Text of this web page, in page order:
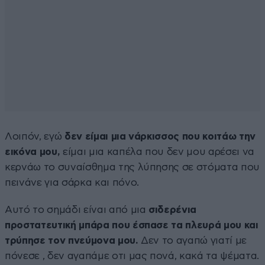
Λοιπόν, εγώ δεν είμαι μια νάρκισσος που κοιτάω την
εικόνα μου, είμαι μια καπέλα που δεν μου αρέσει να
κερνάω το συναίσθημα της λύπησης σε στόματα που
πεινάνε για σάρκα και πόνο.
Αυτό το σημάδι είναι από μια σιδερένια
προστατευτική μπάρα που έσπασε τα πλευρά μου και
τρύπησε τον πνεύμονα μου. Δεν το αγαπώ γιατί με
πόνεσε , δεν αγαπάμε οτι μας πονά, κακά τα ψέματα.